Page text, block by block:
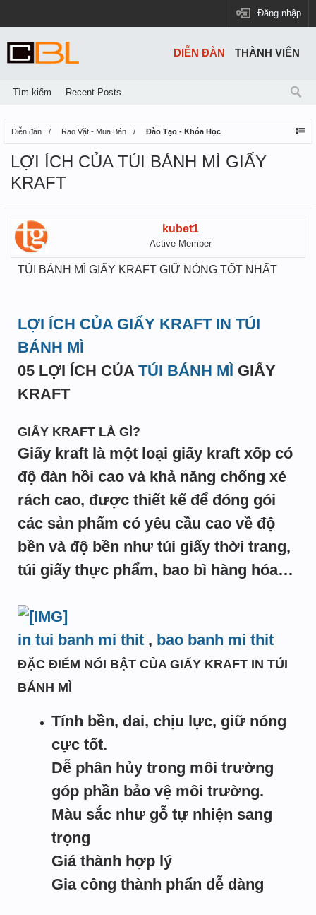
Đăng nhập
Diễn đàn Rao Vặt - Mua Bán Đào Tạo - Khóa Học
LỢI ÍCH CỦA TÚI BÁNH MÌ GIẤY
KRAFT
kubet1
Active Member
TÚI BÁNH MÌ GIẤY KRAFT GIỮ NÓNG TỐT NHẤT
LỢI ÍCH CỦA GIẤY KRAFT IN TÚI
BÁNH MÌ
05 LỢI ÍCH CỦA TÚI BÁNH MÌ GIẤY
KRAFT
GIẤY KRAFT LÀ GÌ?
Giấy kraft là một loại giấy kraft xốp có
độ đàn hồi cao và khả năng chống xé
rách cao, được thiết kế để đóng gói
các sản phẩm có yêu cầu cao về độ
bền và độ bền như túi giấy thời trang,
túi giấy thực phẩm, bao bì hàng hóa…
in tui banh mi thit , bao banh mi thit
ĐẶC ĐIỂM NỔI BẬT CỦA GIẤY KRAFT IN TÚI
BÁNH MÌ
Tính bền, dai, chịu lực, giữ nóng
cực tốt.
Dễ phân hủy trong môi trường
góp phần bảo vệ môi trường.
Màu sắc như gỗ tự nhiện sang
trọng
Giá thành hợp lý
Gia công thành phẩn dễ dàng
DIỄN ĐÀN
Tìm kiếm Recent Posts
THÀNH VIÊN